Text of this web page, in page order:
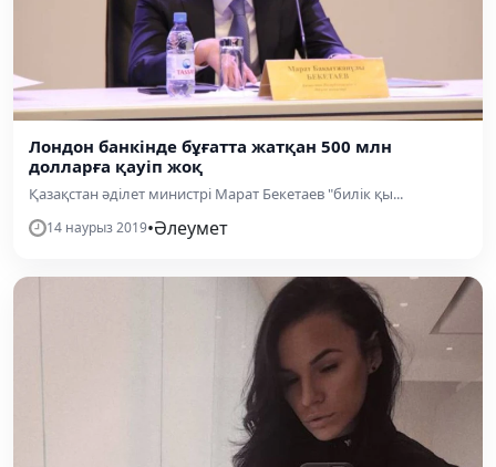
Лондон банкінде бұғатта жатқан 500 млн
долларға қауіп жоқ
Қазақстан әділет министрі Марат Бекетаев "билік қы...
14 наурыз 2019•Әлеумет